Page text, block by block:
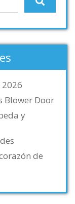
Blower Door
y
de